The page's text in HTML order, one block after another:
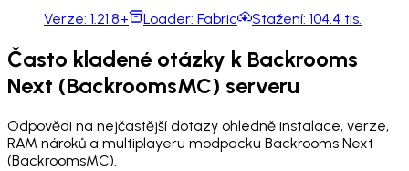
Verze: 1.21.8+ Loader: Fabric Stažení: 104.4 tis.
Často kladené otázky k Backrooms
Next (BackroomsMC) serveru
Odpovědi na nejčastější dotazy ohledně instalace, verze,
RAM nároků a multiplayeru modpacku Backrooms Next
(BackroomsMC).